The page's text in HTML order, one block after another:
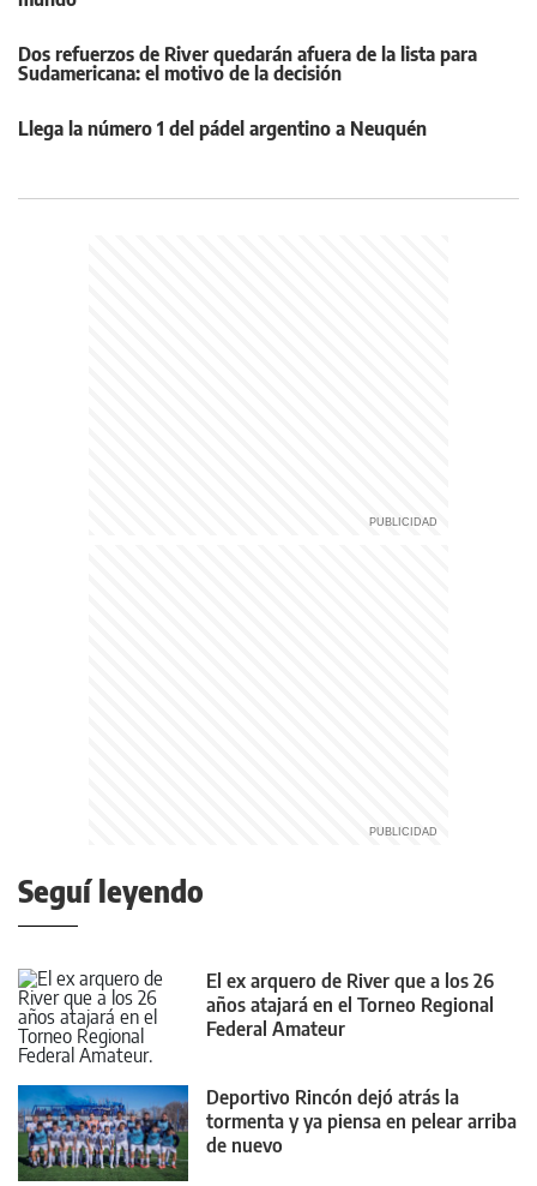
Dos refuerzos de River quedarán afuera de la lista para
Sudamericana: el motivo de la decisión
Llega la número 1 del pádel argentino a Neuquén
Seguí leyendo
El ex arquero de River que a los 26
años atajará en el Torneo Regional
Federal Amateur
Deportivo Rincón dejó atrás la
tormenta y ya piensa en pelear arriba
de nuevo